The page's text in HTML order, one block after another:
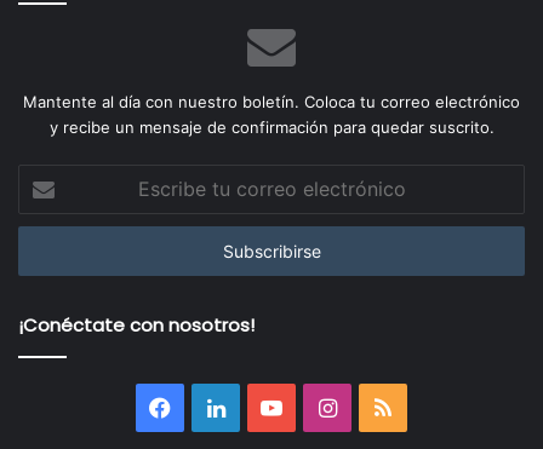
Mantente al día con nuestro boletín. Coloca tu correo electrónico
y recibe un mensaje de confirmación para quedar suscrito.
tu
correo
¡Conéctate con nosotros!
Facebook
LinkedInYouTubeInstagram